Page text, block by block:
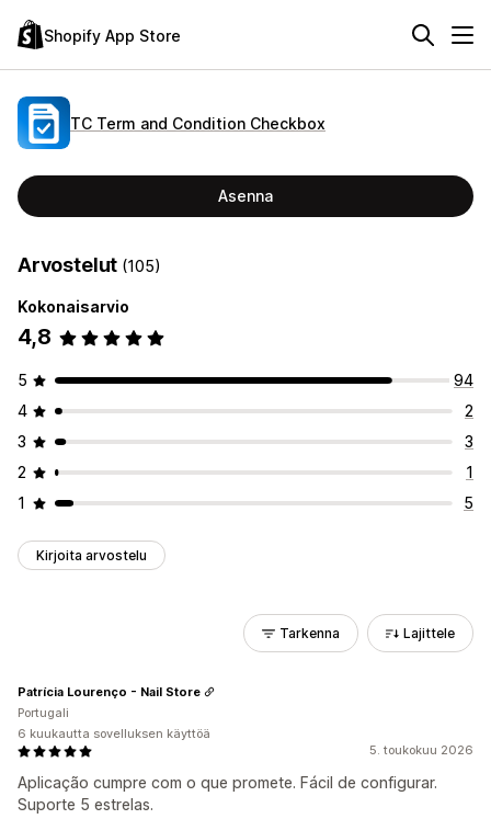
Shopify App Store
TC Term and Condition Checkbox
Asenna
Arvostelut (105)
Kokonaisarvio
4,8
5
94
4
2
3
3
2
1
1
5
Kirjoita arvostelu
Tarkenna Lajittele
5. toukokuu 2026
Aplicação cumpre com o que promete. Fácil de configurar.
Suporte 5 estrelas.
Patrícia Lourenço - Nail Store
Portugali
6 kuukautta sovelluksen käyttöä